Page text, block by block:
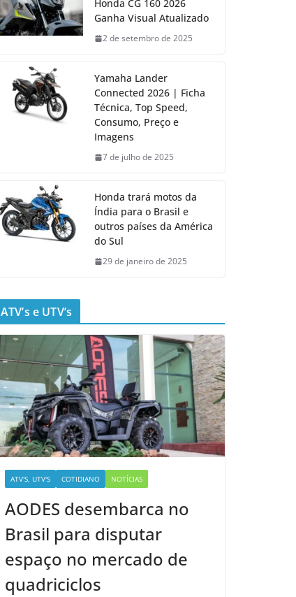
Honda CG 160 2026
Ganha Visual Atualizado
2 de setembro de 2025
Yamaha Lander
Connected 2026 | Ficha
Técnica, Top Speed,
Consumo, Preço e
Imagens
7 de julho de 2025
Honda trará motos da
Índia para o Brasil e
outros países da América
do Sul
29 de janeiro de 2025
ATV’s e UTV’s
ATV'S, UTV'S COTIDIANO NOTÍCIAS
AODES desembarca no
Brasil para disputar
espaço no mercado de
quadriciclos